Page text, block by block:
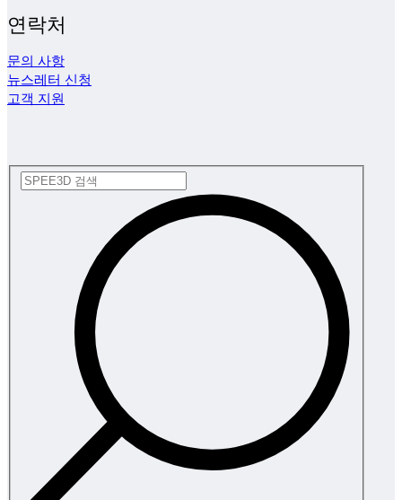
연락처
문의 사항
뉴스레터 신청
고객 지원